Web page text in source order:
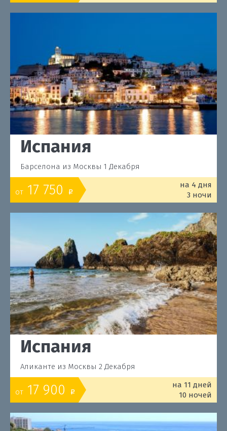
Испания
Барселона из Москвы 1 Декабря
от 17 750 o
на 4 дня
3 ночи
Испания
Аликанте из Москвы 2 Декабря
от 17 900 o
на 11 дней
10 ночей